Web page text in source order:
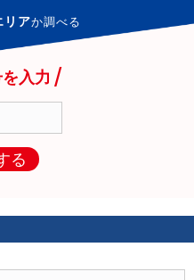
リアか調べる
入力
る